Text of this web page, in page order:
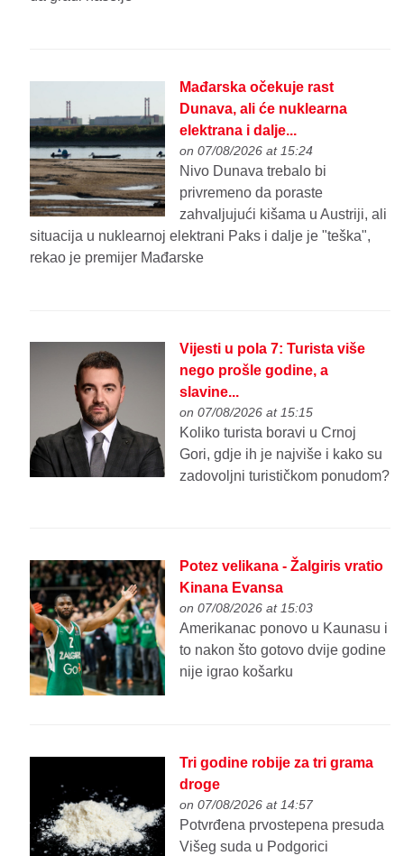
Mađarska očekuje rast
Dunava, ali će nuklearna
elektrana i dalje...
on 07/08/2026 at 15:24
Nivo Dunava trebalo bi
privremeno da poraste
zahvaljujući kišama u Austriji, ali
situacija u nuklearnoj elektrani Paks i dalje je "teška",
rekao je premijer Mađarske
Vijesti u pola 7: Turista više
nego prošle godine, a
slavine...
on 07/08/2026 at 15:15
Koliko turista boravi u Crnoj
Gori, gdje ih je najviše i kako su
zadovoljni turističkom ponudom?
Potez velikana - Žalgiris vratio
Kinana Evansa
on 07/08/2026 at 15:03
Amerikanac ponovo u Kaunasu i
to nakon što gotovo dvije godine
nije igrao košarku
Tri godine robije za tri grama
droge
on 07/08/2026 at 14:57
Potvrđena prvostepena presuda
Višeg suda u Podgorici